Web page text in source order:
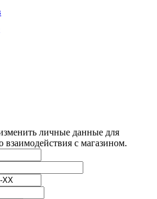
личные данные для
с магазином.